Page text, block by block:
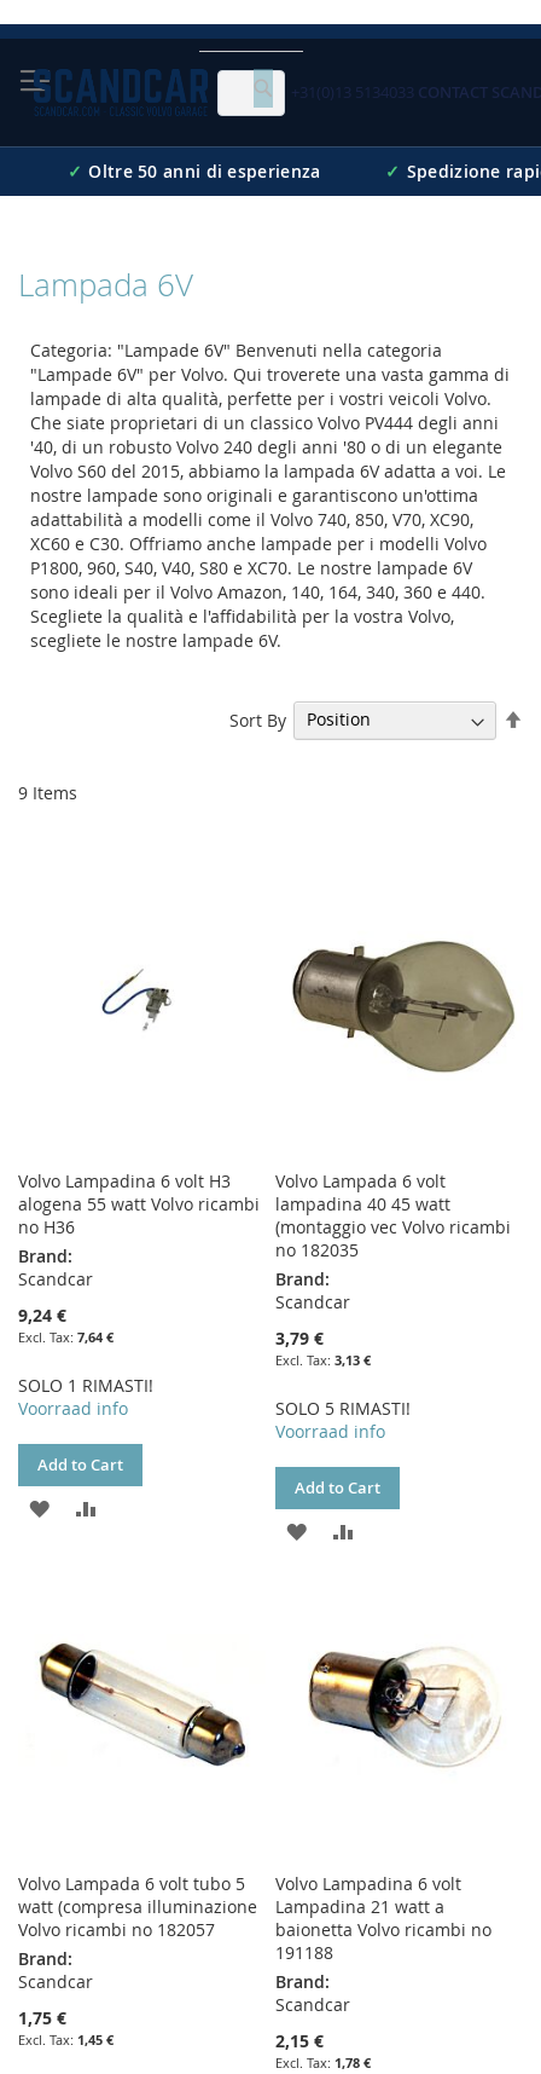
Skip
Content
Cerca
+31(0)13 5134033 CONTACT
✓ Oltre 50 anni di esperienza ✓ Spedizione
Lampada 6V
Categoria: "Lampade 6V" Benvenuti nella categoria
"Lampade 6V" per Volvo. Qui troverete una vasta gamma di
lampade di alta qualità, perfette per i vostri veicoli Volvo.
Che siate proprietari di un classico Volvo PV444 degli anni
'40, di un robusto Volvo 240 degli anni '80 o di un elegante
Volvo S60 del 2015, abbiamo la lampada 6V adatta a voi. Le
nostre lampade sono originali e garantiscono un'ottima
adattabilità a modelli come il Volvo 740, 850, V70, XC90,
XC60 e C30. Offriamo anche lampade per i modelli Volvo
P1800, 960, S40, V40, S80 e XC70. Le nostre lampade 6V
sono ideali per il Volvo Amazon, 140, 164, 340, 360 e 440.
Scegliete la qualità e l'affidabilità per la vostra Volvo,
scegliete le nostre lampade 6V.
9 Items
Sort By
Volvo Lampadina 6 volt H3
alogena 55 watt Volvo ricambi
no H36
Brand:
Scandcar
9,24 €
7,64 €
SOLO 1 RIMASTI!
Voorraad info
Add to Cart
ADD
Volvo Lampada 6 volt
lampadina 40 45 watt
(montaggio vec Volvo ricambi
no 182035
Brand:
Scandcar
3,79 €
3,13 €
SOLO 5 RIMASTI!
Voorraad info
Add to Cart
ADD
LIST
Volvo Lampada 6 volt tubo 5
watt (compresa illuminazione
Volvo ricambi no 182057
Brand:
Scandcar
1,75 €
1,45 €
Volvo Lampadina 6 volt
Lampadina 21 watt a
baionetta Volvo ricambi no
191188
Brand:
Scandcar
2,15 €
1,78 €